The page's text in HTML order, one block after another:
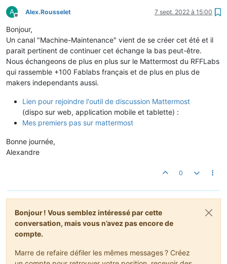
A
Hors-ligne
Alex.Rousselet 7 sept. 2022 à 15:00
Bonjour,
Un canal "Machine-Maintenance" vient de se créer cet été et il
parait pertinent de continuer cet échange la bas peut-être.
Nous échangeons de plus en plus sur le Mattermost du RFFLabs
qui rassemble +100 Fablabs français et de plus en plus de
makers independants aussi.
Lien pour rejoindre l'outil de discussion Mattermost
(dispo sur web, application mobile et tablette) :
Mes premiers pas sur mattermost
Bonne journée,
Alexandre
0
Bonjour ! Vous semblez intéressé par cette
conversation, mais vous n’avez pas encore de
compte.
Marre de refaire défiler les mêmes messages ? Créez